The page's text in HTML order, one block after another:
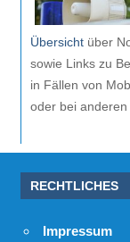
Übersichtüber
sowie Links zu
in Fällen von
oder bei
RECHTLICHES
Impressum